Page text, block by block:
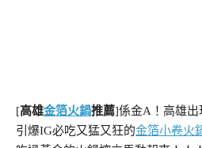
[高雄金箔火鍋推薦]係金A！高雄出
引爆IG必吃又猛又狂的金箔小卷火